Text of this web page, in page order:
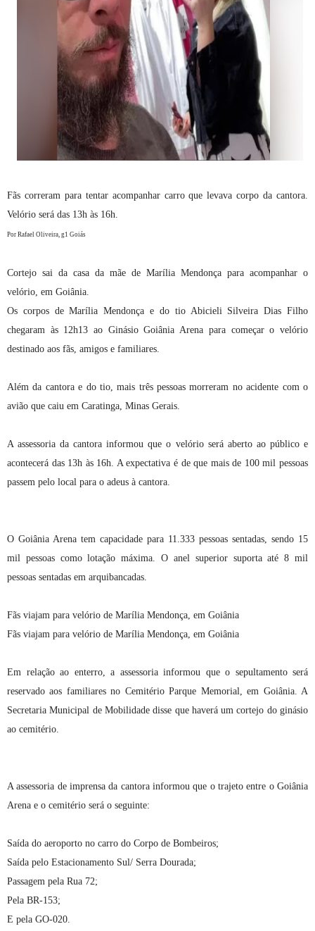
Fãs correram para tentar acompanhar carro que levava corpo da cantora.
Velório será das 13h às 16h.
Por Rafael Oliveira, g1 Goiás
Cortejo sai da casa da mãe de Marília Mendonça para acompanhar o
velório, em Goiânia.
Os corpos de Marília Mendonça e do tio Abicieli Silveira Dias Filho
chegaram às 12h13 ao Ginásio Goiânia Arena para começar o velório
destinado aos fãs, amigos e familiares.
Além da cantora e do tio, mais três pessoas morreram no acidente com o
avião que caiu em Caratinga, Minas Gerais.
A assessoria da cantora informou que o velório será aberto ao público e
acontecerá das 13h às 16h. A expectativa é de que mais de 100 mil pessoas
passem pelo local para o adeus à cantora.
O Goiânia Arena tem capacidade para 11.333 pessoas sentadas, sendo 15
mil pessoas como lotação máxima. O anel superior suporta até 8 mil
pessoas sentadas em arquibancadas.
Fãs viajam para velório de Marília Mendonça, em Goiânia
Fãs viajam para velório de Marília Mendonça, em Goiânia
Em relação ao enterro, a assessoria informou que o sepultamento será
reservado aos familiares no Cemitério Parque Memorial, em Goiânia. A
Secretaria Municipal de Mobilidade disse que haverá um cortejo do ginásio
ao cemitério.
A assessoria de imprensa da cantora informou que o trajeto entre o Goiânia
Arena e o cemitério será o seguinte:
Saída do aeroporto no carro do Corpo de Bombeiros;
Saída pelo Estacionamento Sul/ Serra Dourada;
Passagem pela Rua 72;
Pela BR-153;
E pela GO-020.